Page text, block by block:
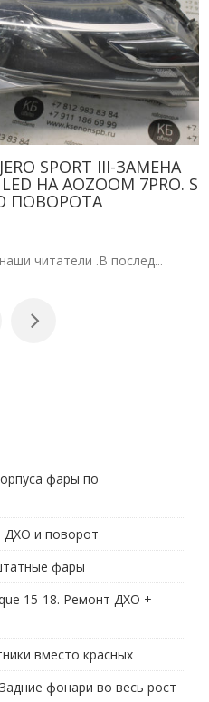
III-ЗАМЕНА
7PRO. SOLAR
.В послед...
фары по
ДХО и поворот
фары
15-18. Ремонт ДХО +
вместо красных
фонари во весь рост